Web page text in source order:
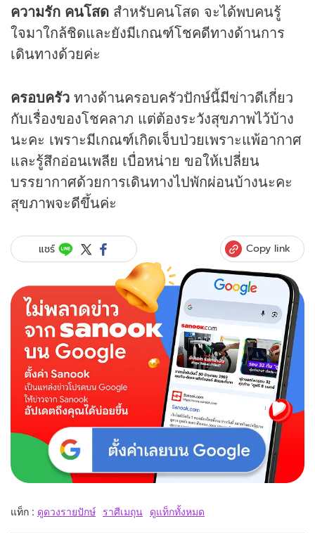
ความรัก คนโสด สำหรับคนโสด จะได้พบคนรู้
ใจมาใกล้ชิดและยังมีเกณฑ์โชคดีทางด้านการ
เดินทางด้วยค่ะ
ครอบครัว ทางด้านครอบครัวปักษ์นี้มีข่าวดีเกี่ยว
กับเรื่องของโชคลาภ แต่ต้องระวังสุขภาพไว้บ้าง
นะคะ เพราะมีเกณฑ์เกิดเจ็บป่วยเพราะแพ้อากาศ
และรู้สึกอ่อนเพลีย เบื่อหน่าย ขอให้เปลี่ยน
บรรยากาศด้วยการเดินทางไปพักผ่อนบ้างนะคะ
สุขภาพจะดีขึ้นค่ะ
แชร์ Copy link
แท็ก : ดูดวงรายปักษ์ ราศีเมถุน ดูแท็กทั้งหมด